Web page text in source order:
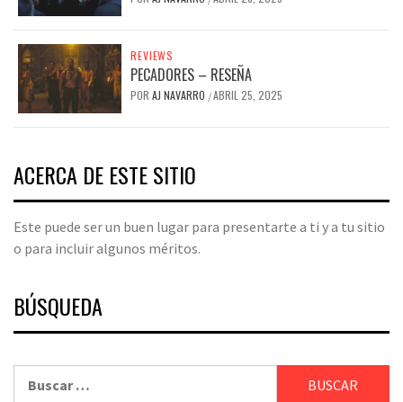
REVIEWS
PECADORES – RESEÑA
POR AJ NAVARRO /ABRIL 25, 2025
ACERCA DE ESTE SITIO
Este puede ser un buen lugar para presentarte a ti y a tu sitio
o para incluir algunos méritos.
BÚSQUEDA